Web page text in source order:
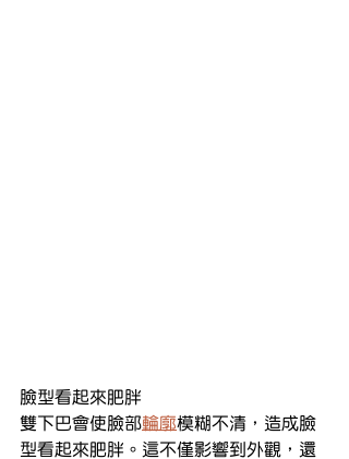
臉型看起來肥胖
雙下巴會使臉部輪廓模糊不清，造成臉
型看起來肥胖。這不僅影響到外觀，還